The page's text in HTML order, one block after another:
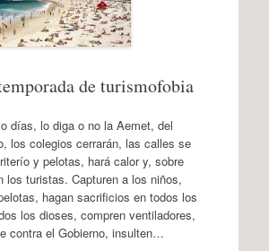
de turismofobia
días, lo diga o no la Aemet, del
los colegios cerrarán, las calles se
y pelotas, hará calor y, sobre
los turistas. Capturen a los niños,
hagan sacrificios en todos los
los dioses, compren ventiladores,
contra el Gobierno, insulten…